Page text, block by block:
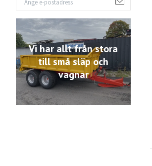
Vi har allt från stora
till små släp och
vagnar